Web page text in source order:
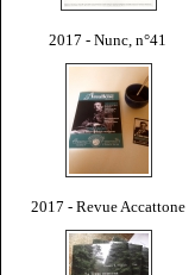
2017 - Nunc, n°41
2017 - Revue Accattone